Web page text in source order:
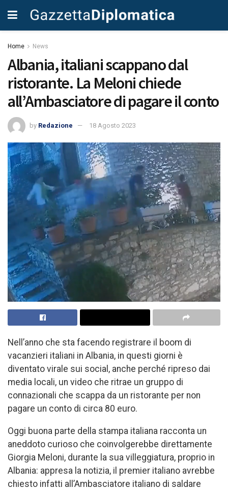
Home News
Albania, italiani scappano dal
ristorante. La Meloni chiede
all’Ambasciatore di pagare il conto
by Redazione 18 Agosto 2023
Nell’anno che sta facendo registrare il boom di
vacanzieri italiani in Albania, in questi giorni è
diventato virale sui social, anche perché ripreso dai
media locali, un video che ritrae un gruppo di
connazionali che scappa da un ristorante per non
pagare un conto di circa 80 euro.
Oggi buona parte della stampa italiana racconta un
aneddoto curioso che coinvolgerebbe direttamente
Giorgia Meloni, durante la sua villeggiatura, proprio in
Albania: appresa la notizia, il premier italiano avrebbe
chiesto infatti all’Ambasciatore italiano di saldare